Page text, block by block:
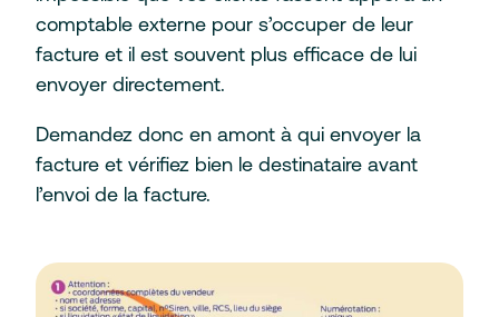
comptable externe pour s’occuper de leur
facture et il est souvent plus efficace de lui
envoyer directement.
Demandez donc en amont à qui envoyer la
facture et vérifiez bien le destinataire avant
l’envoi de la facture.